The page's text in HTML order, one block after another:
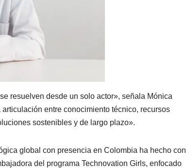
resuelven desde un solo actor», señala Mónica
entre conocimiento técnico, recursos
sostenibles y de largo plazo».
global con presencia en Colombia ha hecho con
del programa Technovation Girls, enfocado